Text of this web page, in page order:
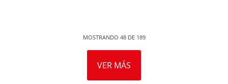
MOSTRANDO 48DE 189
VER MÁS